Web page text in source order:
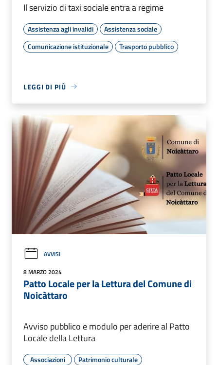
Il servizio di taxi sociale entra a regime
Assistenza agli invalidi
Assistenza sociale
Comunicazione istituzionale
Trasporto pubblico
LEGGI DI PIÙ
AVVISI
8 MARZO 2024
Patto Locale per la Lettura del Comune di
Noicàttaro
Avviso pubblico e modulo per aderire al Patto
Locale della Lettura
Associazioni Patrimonio culturale